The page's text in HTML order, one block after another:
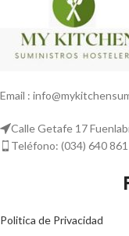
Email :
Calle Getafe 17
Teléfono: (034) 640
Politica de Privacidad